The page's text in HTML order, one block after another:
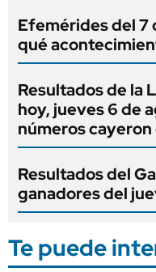
Efemérides del 7
qué
Resultados de la
hoy, jueves 6 de
números
Resultados del
ganadores del
Te puede